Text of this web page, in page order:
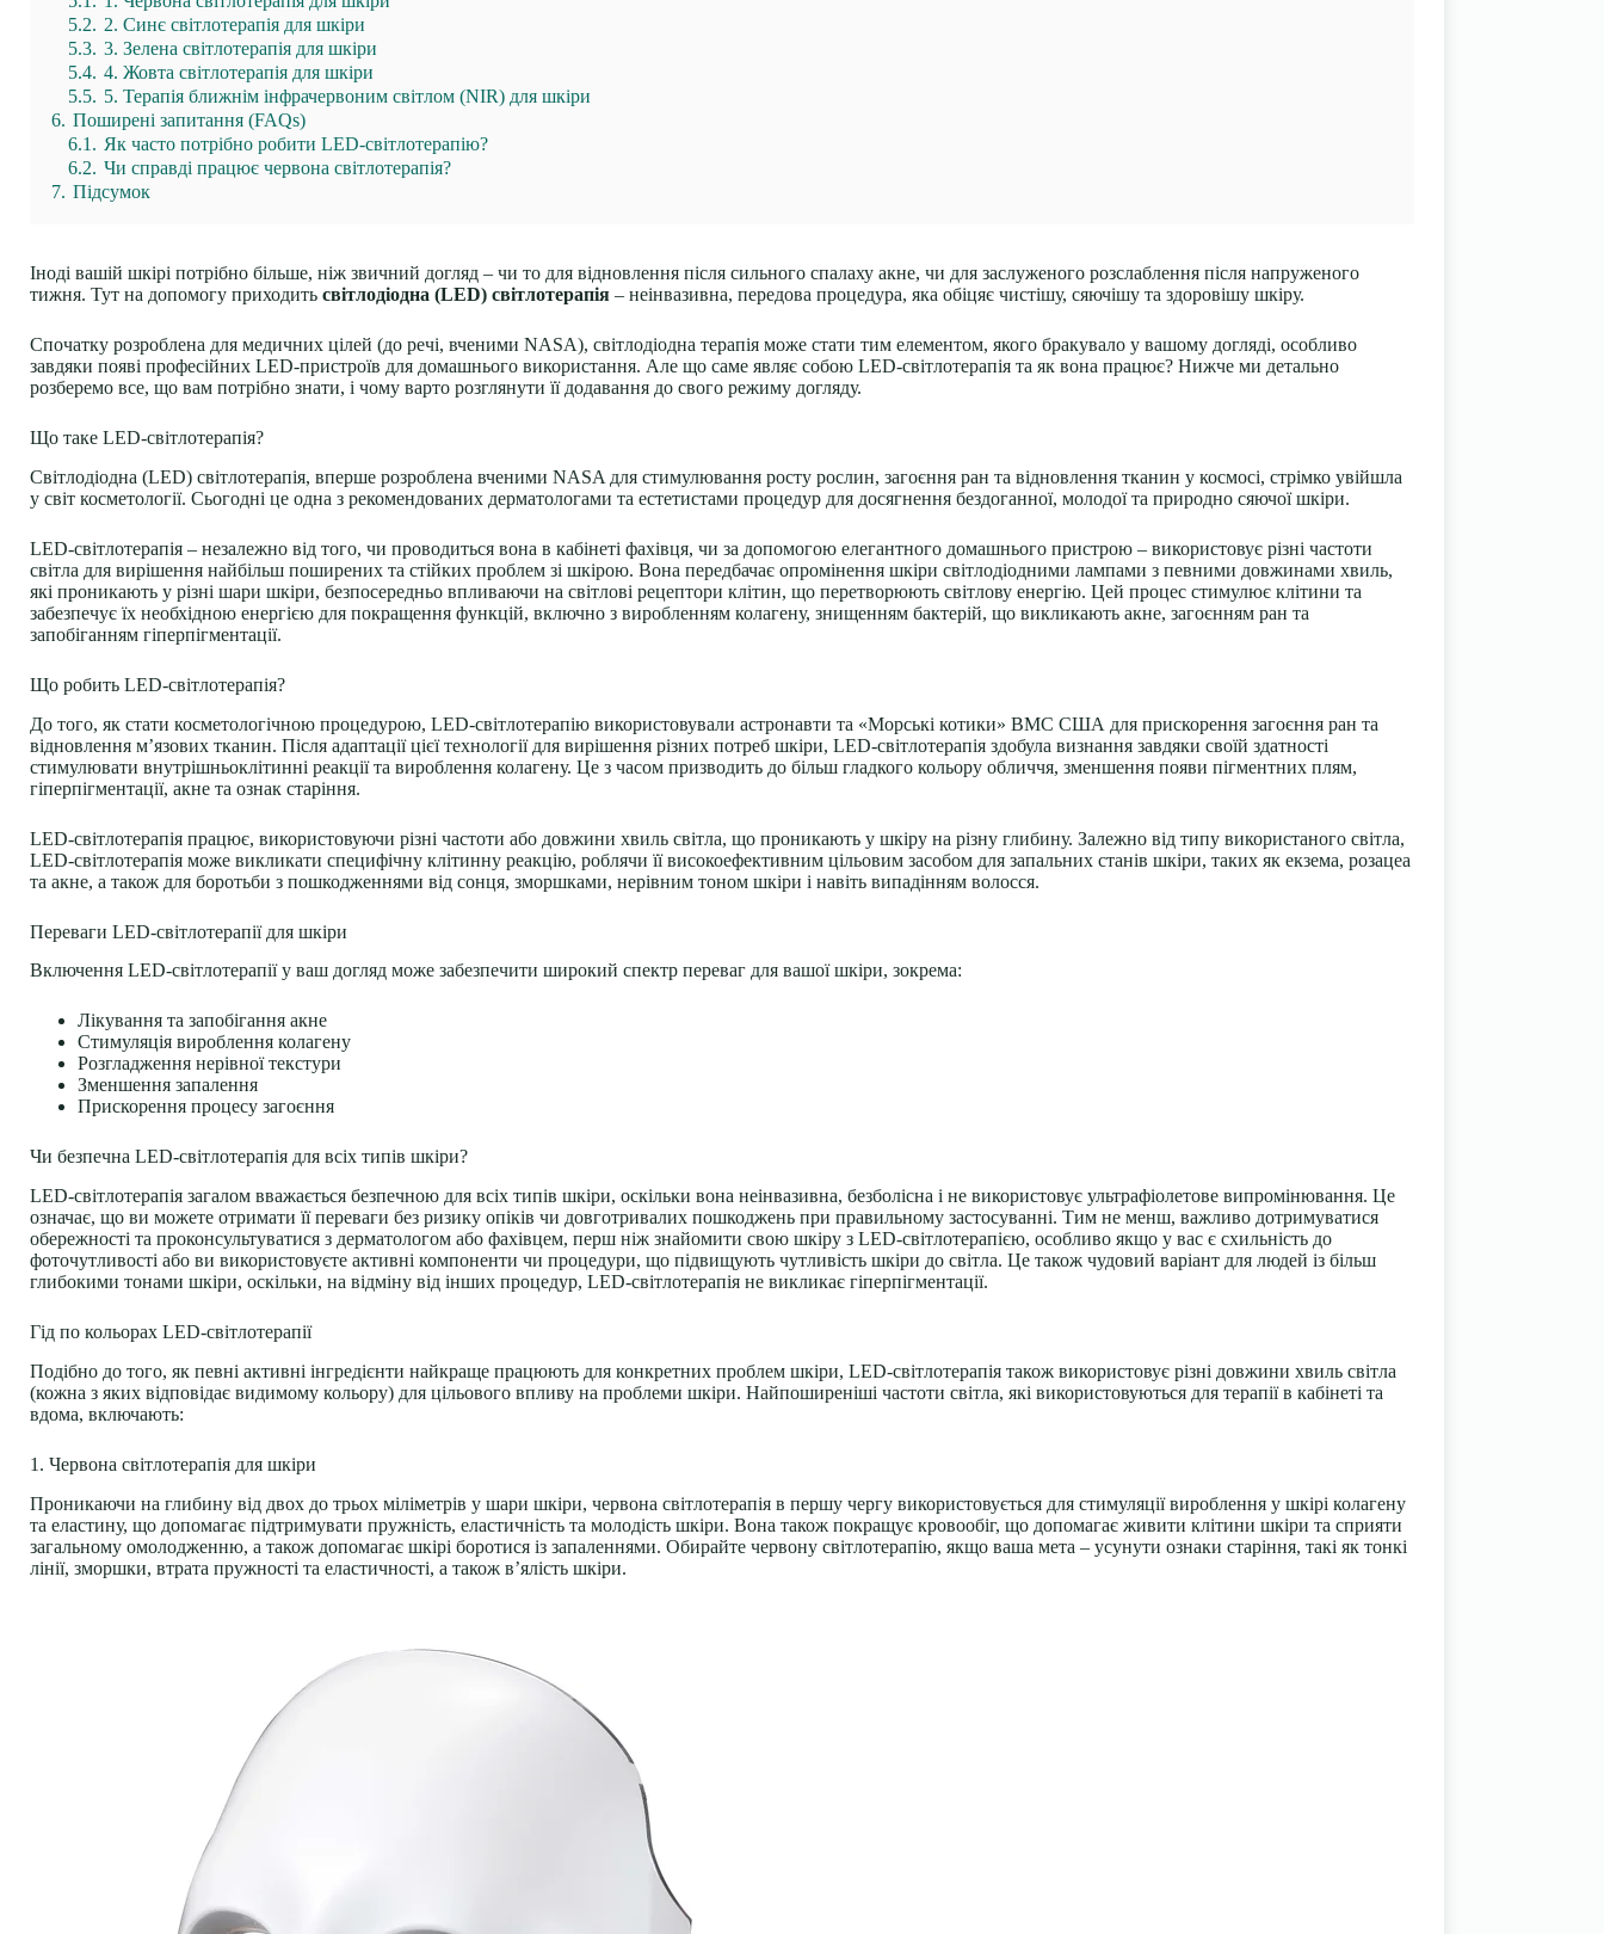
5.2. 2. Синє світлотерапія для шкіри
5.3. 3. Зелена світлотерапія для шкіри
5.4. 4. Жовта світлотерапія для шкіри
5.5. 5. Терапія ближнім інфрачервоним світлом (NIR) для шкіри
6. Поширені запитання (FAQs)
6.1. Як часто потрібно робити LED-світлотерапію?
6.2. Чи справді працює червона світлотерапія?
7. Підсумок
Іноді вашій шкірі потрібно більше, ніж звичний догляд – чи то для відновлення після сильного спалаху акне, чи для заслуженого розслаблення після напруженого
тижня. Тут на допомогу приходить світлодіодна (LED) світлотерапія – неінвазивна, передова процедура, яка обіцяє чистішу, сяючішу та здоровішу шкіру.
Спочатку розроблена для медичних цілей (до речі, вченими NASA), світлодіодна терапія може стати тим елементом, якого бракувало у вашому догляді, особливо
завдяки появі професійних LED-пристроїв для домашнього використання. Але що саме являє собою LED-світлотерапія та як вона працює? Нижче ми детально
розберемо все, що вам потрібно знати, і чому варто розглянути її додавання до свого режиму догляду.
Що таке LED-світлотерапія?
Світлодіодна (LED) світлотерапія, вперше розроблена вченими NASA для стимулювання росту рослин, загоєння ран та відновлення тканин у космосі, стрімко увійшла
у світ косметології. Сьогодні це одна з рекомендованих дерматологами та естетистами процедур для досягнення бездоганної, молодої та природно сяючої шкіри.
LED-світлотерапія – незалежно від того, чи проводиться вона в кабінеті фахівця, чи за допомогою елегантного домашнього пристрою – використовує різні частоти
світла для вирішення найбільш поширених та стійких проблем зі шкірою. Вона передбачає опромінення шкіри світлодіодними лампами з певними довжинами хвиль,
які проникають у різні шари шкіри, безпосередньо впливаючи на світлові рецептори клітин, що перетворюють світлову енергію. Цей процес стимулює клітини та
забезпечує їх необхідною енергією для покращення функцій, включно з виробленням колагену, знищенням бактерій, що викликають акне, загоєнням ран та
запобіганням гіперпігментації.
Що робить LED-світлотерапія?
До того, як стати косметологічною процедурою, LED-світлотерапію використовували астронавти та «Морські котики» ВМС США для прискорення загоєння ран та
відновлення м’язових тканин. Після адаптації цієї технології для вирішення різних потреб шкіри, LED-світлотерапія здобула визнання завдяки своїй здатності
стимулювати внутрішньоклітинні реакції та вироблення колагену. Це з часом призводить до більш гладкого кольору обличчя, зменшення появи пігментних плям,
гіперпігментації, акне та ознак старіння.
LED-світлотерапія працює, використовуючи різні частоти або довжини хвиль світла, що проникають у шкіру на різну глибину. Залежно від типу використаного світла,
LED-світлотерапія може викликати специфічну клітинну реакцію, роблячи її високоефективним цільовим засобом для запальних станів шкіри, таких як екзема, розацеа
та акне, а також для боротьби з пошкодженнями від сонця, зморшками, нерівним тоном шкіри і навіть випадінням волосся.
Переваги LED-світлотерапії для шкіри
Включення LED-світлотерапії у ваш догляд може забезпечити широкий спектр переваг для вашої шкіри, зокрема:
Лікування та запобігання акне
Стимуляція вироблення колагену
Розгладження нерівної текстури
Зменшення запалення
Прискорення процесу загоєння
Чи безпечна LED-світлотерапія для всіх типів шкіри?
LED-світлотерапія загалом вважається безпечною для всіх типів шкіри, оскільки вона неінвазивна, безболісна і не використовує ультрафіолетове випромінювання. Це
означає, що ви можете отримати її переваги без ризику опіків чи довготривалих пошкоджень при правильному застосуванні. Тим не менш, важливо дотримуватися
обережності та проконсультуватися з дерматологом або фахівцем, перш ніж знайомити свою шкіру з LED-світлотерапією, особливо якщо у вас є схильність до
фоточутливості або ви використовуєте активні компоненти чи процедури, що підвищують чутливість шкіри до світла. Це також чудовий варіант для людей із більш
глибокими тонами шкіри, оскільки, на відміну від інших процедур, LED-світлотерапія не викликає гіперпігментації.
Гід по кольорах LED-світлотерапії
Подібно до того, як певні активні інгредієнти найкраще працюють для конкретних проблем шкіри, LED-світлотерапія також використовує різні довжини хвиль світла
(кожна з яких відповідає видимому кольору) для цільового впливу на проблеми шкіри. Найпоширеніші частоти світла, які використовуються для терапії в кабінеті та
вдома, включають:
1. Червона світлотерапія для шкіри
Проникаючи на глибину від двох до трьох міліметрів у шари шкіри, червона світлотерапія в першу чергу використовується для стимуляції вироблення у шкірі колагену
та еластину, що допомагає підтримувати пружність, еластичність та молодість шкіри. Вона також покращує кровообіг, що допомагає живити клітини шкіри та сприяти
загальному омолодженню, а також допомагає шкірі боротися із запаленнями. Обирайте червону світлотерапію, якщо ваша мета – усунути ознаки старіння, такі як тонкі
лінії, зморшки, втрата пружності та еластичності, а також в’ялість шкіри.